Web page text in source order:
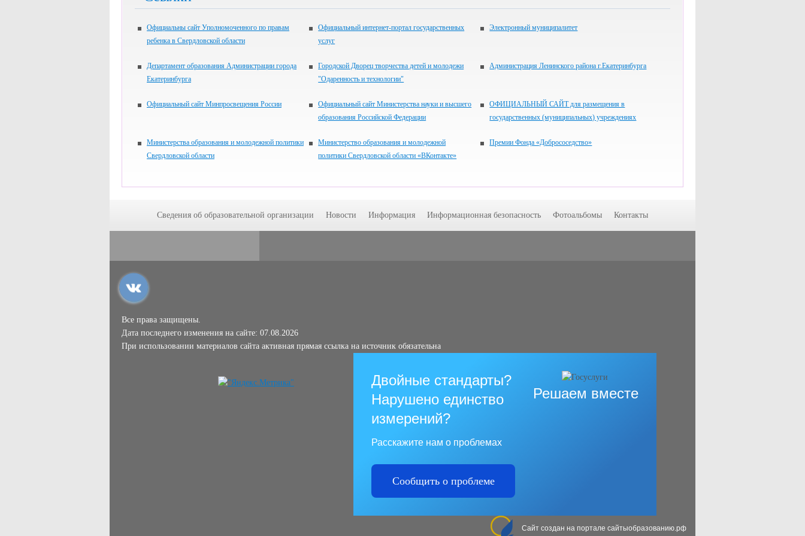
Официальны сайт Уполномоченного по правам
ребенка в Свердловской области
Официальный интернет-портал государственных
услуг
Электронный муниципалитет
Департамент образования Администрации города
Екатеринбурга
Городской Дворец творчества детей и молодежи
"Одаренность и технологии"
Администрация Ленинского района г.Екатеринбурга
Официальный сайт Минпросвещения России
Официальный сайт Министерства науки и высшего
образования Российской Федерации
ОФИЦИАЛЬНЫЙ САЙТ для размещения в
государственных (муниципальных) учреждениях
Министерства образования и молодежной политики
Свердловской области
Министерство образования и молодежной
политики Свердловской области «ВКонтакте»
Премии Фонда «Добрососедство»
Сведения об образовательной организации Новости Информация Информационная безопасность Фотоальбомы Контакты
Все права защищены.
Дата последнего изменения на сайте: 07.08.2026
При использовании материалов сайта активная прямая ссылка на источник обязательна
Решаем вместе
Двойные стандарты?
Нарушено единство
измерений?
Расскажите нам о проблемах
Сообщить о проблеме
Сайт создан на портале сайтыобразованию.рф